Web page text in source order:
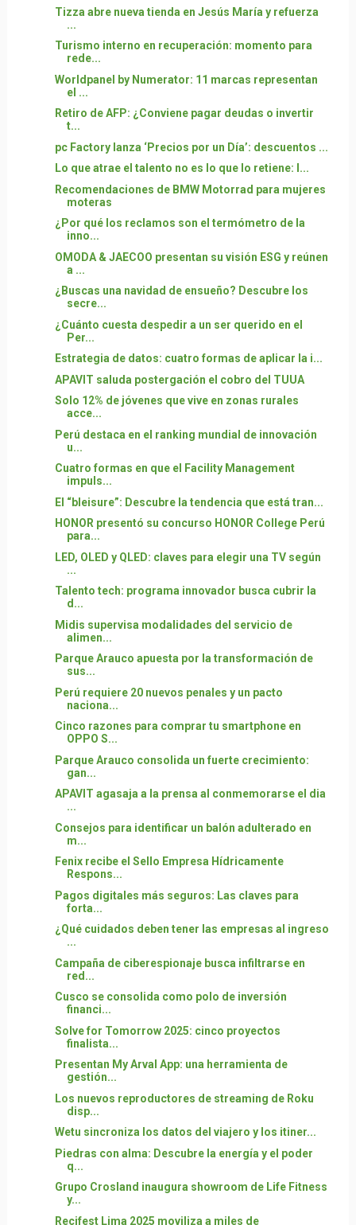
Tizza abre nueva tienda en Jesús María y refuerza
...
Turismo interno en recuperación: momento para
rede...
Worldpanel by Numerator: 11 marcas representan
el ...
Retiro de AFP: ¿Conviene pagar deudas o invertir
t...
pc Factory lanza ‘Precios por un Día’: descuentos ...
Lo que atrae el talento no es lo que lo retiene: l...
Recomendaciones de BMW Motorrad para mujeres
moteras
¿Por qué los reclamos son el termómetro de la
inno...
OMODA & JAECOO presentan su visión ESG y reúnen
a ...
¿Buscas una navidad de ensueño? Descubre los
secre...
¿Cuánto cuesta despedir a un ser querido en el
Per...
Estrategia de datos: cuatro formas de aplicar la i...
APAVIT saluda postergación el cobro del TUUA
Solo 12% de jóvenes que vive en zonas rurales
acce...
Perú destaca en el ranking mundial de innovación
u...
Cuatro formas en que el Facility Management
impuls...
El “bleisure”: Descubre la tendencia que está tran...
HONOR presentó su concurso HONOR College Perú
para...
LED, OLED y QLED: claves para elegir una TV según
...
Talento tech: programa innovador busca cubrir la
d...
Midis supervisa modalidades del servicio de
alimen...
Parque Arauco apuesta por la transformación de
sus...
Perú requiere 20 nuevos penales y un pacto
naciona...
Cinco razones para comprar tu smartphone en
OPPO S...
Parque Arauco consolida un fuerte crecimiento:
gan...
APAVIT agasaja a la prensa al conmemorarse el dia
...
Consejos para identificar un balón adulterado en
m...
Fenix recibe el Sello Empresa Hídricamente
Respons...
Pagos digitales más seguros: Las claves para
forta...
¿Qué cuidados deben tener las empresas al ingreso
...
Campaña de ciberespionaje busca infiltrarse en
red...
Cusco se consolida como polo de inversión
financi...
Solve for Tomorrow 2025: cinco proyectos
finalista...
Presentan My Arval App: una herramienta de
gestión...
Los nuevos reproductores de streaming de Roku
disp...
Wetu sincroniza los datos del viajero y los itiner...
Piedras con alma: Descubre la energía y el poder
q...
Grupo Crosland inaugura showroom de Life Fitness
y...
Recifest Lima 2025 moviliza a miles de